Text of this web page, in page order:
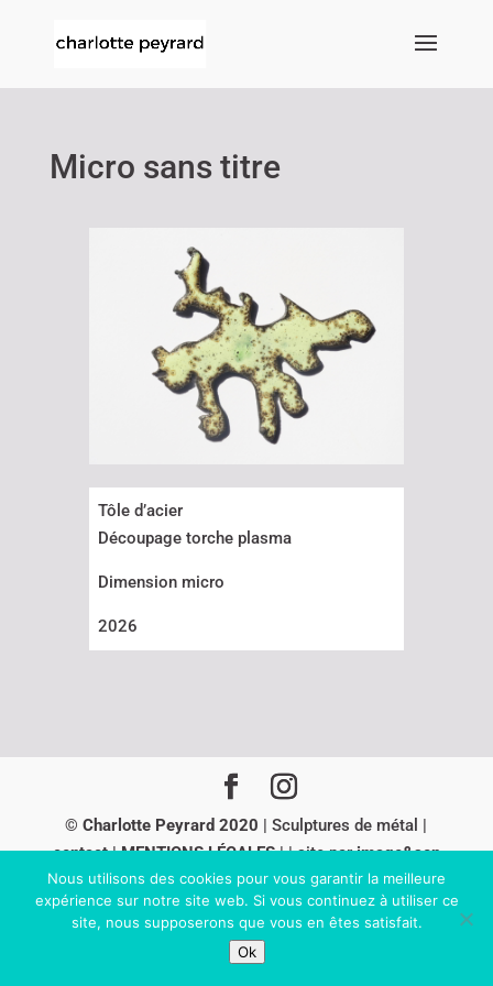
Micro sans titre
Tôle d’acier
Découpage torche plasma
Dimension micro
2026
© Charlotte Peyrard 2020 | Sculptures de métal |
contact|MENTIONS LÉGALES| | site parimage&son
-sioo studio
Nous utilisons des cookies pour vous garantir la meilleure
expérience sur notre site web. Si vous continuez à utiliser ce
site, nous supposerons que vous en êtes satisfait.
Ok